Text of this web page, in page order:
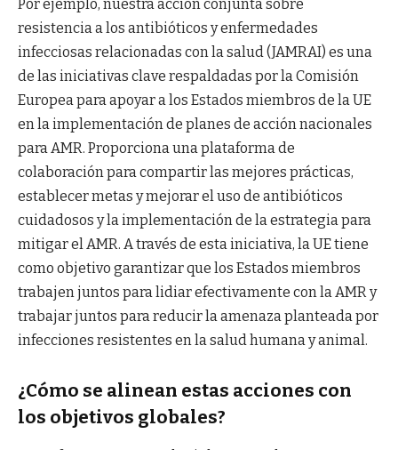
Por ejemplo, nuestra acción conjunta sobre
resistencia a los antibióticos y enfermedades
infecciosas relacionadas con la salud (JAMRAI) es una
de las iniciativas clave respaldadas por la Comisión
Europea para apoyar a los Estados miembros de la UE
en la implementación de planes de acción nacionales
para AMR. Proporciona una plataforma de
colaboración para compartir las mejores prácticas,
establecer metas y mejorar el uso de antibióticos
cuidadosos y la implementación de la estrategia para
mitigar el AMR. A través de esta iniciativa, la UE tiene
como objetivo garantizar que los Estados miembros
trabajen juntos para lidiar efectivamente con la AMR y
trabajar juntos para reducir la amenaza planteada por
infecciones resistentes en la salud humana y animal.
¿Cómo se alinean estas acciones con
los objetivos globales?